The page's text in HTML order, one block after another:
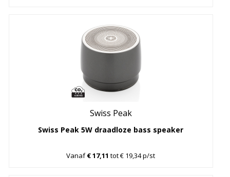
Swiss Peak
Swiss Peak 5W draadloze bass speaker
Vanaf€ 17,11 tot € 19,34 p/st